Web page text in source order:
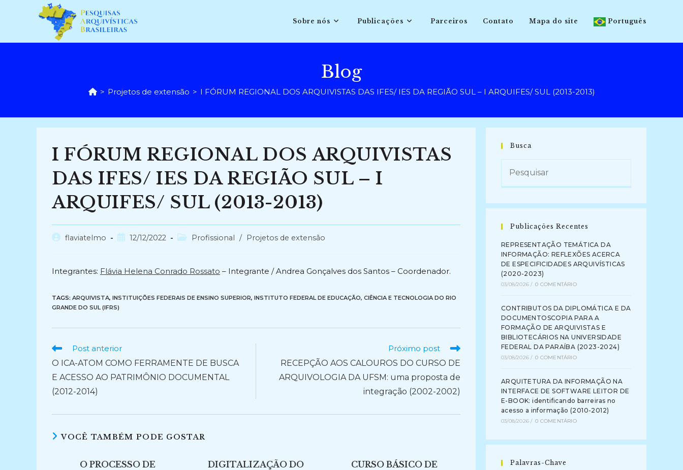
conteúdo
Sobre nós Publicações Parceiros Contato Mapa do site Português
Blog
> Projetos de extensão > I FÓRUM REGIONAL DOS ARQUIVISTAS DAS IFES/ IES DA REGIÃO SUL – I ARQUIFES/ SUL (2013-2013)
I FÓRUM REGIONAL DOS ARQUIVISTAS
DAS IFES/ IES DA REGIÃO SUL – I
ARQUIFES/ SUL (2013-2013)
Autorflaviatelmo
Post12/12/2022
Categoria
Profissional / Projetos de extensão
Integrantes: Flávia Helena Conrado Rossato – Integrante / Andrea Gonçalves dos Santos – Coordenador.
TAGS: ARQUIVISTA, INSTITUIÇÕES FEDERAIS DE ENSINO SUPERIOR, INSTITUTO FEDERAL DE EDUCAÇÃO, CIÊNCIA E TECNOLOGIA DO RIO
GRANDE DO SUL (IFRS)
Ler
artigos
Post anterior
O ICA-ATOM COMO FERRAMENTE DE BUSCA
E ACESSO AO PATRIMÔNIO DOCUMENTAL
(2012-2014)
Próximo post
RECEPÇÃO AOS CALOUROS DO CURSO DE
ARQUIVOLOGIA DA UFSM: uma proposta de
integração (2002-2002)
VOCÊ TAMBÉM PODE GOSTAR
O PROCESSO DE
DIGITALIZAÇÃO DO
CURSO BÁSICO DE
Busca
Publicações Recentes
REPRESENTAÇÃO TEMÁTICA DA
INFORMAÇÃO: REFLEXÕES ACERCA
DE ESPECIFICIDADES ARQUIVÍSTICAS
(2020-2023)
03/08/2026 / 0 COMENTÁRIO
CONTRIBUTOS DA DIPLOMÁTICA E DA
DOCUMENTOSCOPIA PARA A
FORMAÇÃO DE ARQUIVISTAS E
BIBLIOTECÁRIOS NA UNIVERSIDADE
FEDERAL DA PARAÍBA (2023-2024)
03/08/2026 / 0 COMENTÁRIO
ARQUITETURA DA INFORMAÇÃO NA
INTERFACE DE SOFTWARE LEITOR DE
E-BOOK: identificando barreiras no
acesso a informação (2010-2012)
03/08/2026 / 0 COMENTÁRIO
Palavras-Chave